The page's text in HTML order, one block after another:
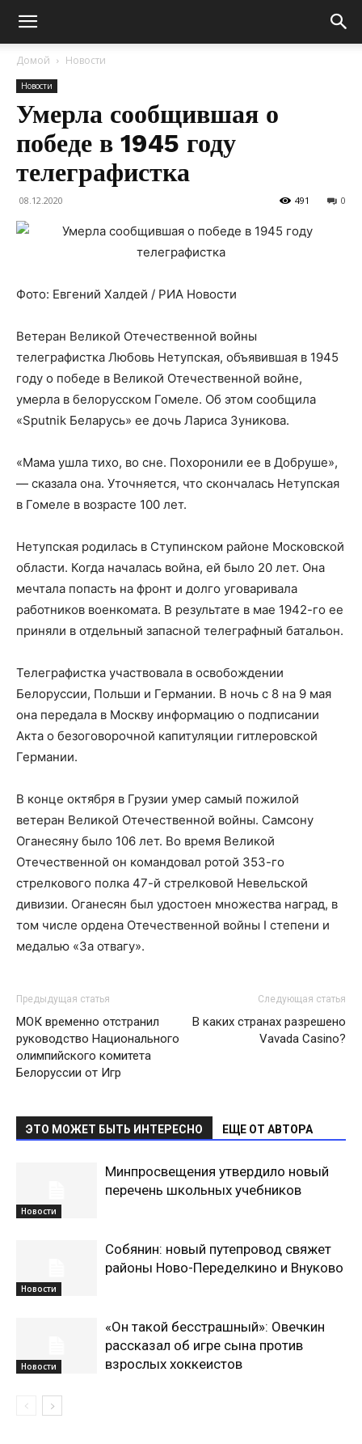
Домой Новости
Новости
Умерла сообщившая о
победе в 1945 году
телеграфистка
08.12.2020 0
491
Фото: Евгений Халдей / РИА Новости
Ветеран Великой Отечественной войны
телеграфистка Любовь Нетупская, объявившая в 1945
году о победе в Великой Отечественной войне,
умерла в белорусском Гомеле. Об этом сообщила
«Sputnik Беларусь» ее дочь Лариса Зуникова.
«Мама ушла тихо, во сне. Похоронили ее в Добруше»,
— сказала она. Уточняется, что скончалась Нетупская
в Гомеле в возрасте 100 лет.
Нетупская родилась в Ступинском районе Московской
области. Когда началась война, ей было 20 лет. Она
мечтала попасть на фронт и долго уговаривала
работников военкомата. В результате в мае 1942-го ее
приняли в отдельный запасной телеграфный батальон.
Телеграфистка участвовала в освобождении
Белоруссии, Польши и Германии. В ночь с 8 на 9 мая
она передала в Москву информацию о подписании
Акта о безоговорочной капитуляции гитлеровской
Германии.
В конце октября в Грузии умер самый пожилой
ветеран Великой Отечественной войны. Самсону
Оганесяну было 106 лет. Во время Великой
Отечественной он командовал ротой 353-го
стрелкового полка 47-й стрелковой Невельской
дивизии. Оганесян был удостоен множества наград, в
том числе ордена Отечественной войны I степени и
медалью «За отвагу».
Предыдущая статья
МОК временно отстранил
руководство Национального
олимпийского комитета
Белоруссии от Игр
Следующая статья
В каких странах разрешено
Vavada Casino?
ЭТО МОЖЕТ БЫТЬ ИНТЕРЕСНО ЕЩЕ ОТ АВТОРА
Новости
Минпросвещения утвердило новый
перечень школьных учебников
Новости
Собянин: новый путепровод свяжет
районы Ново-Переделкино и Внуково
Новости
«Он такой бесстрашный»: Овечкин
рассказал об игре сына против
взрослых хоккеистов